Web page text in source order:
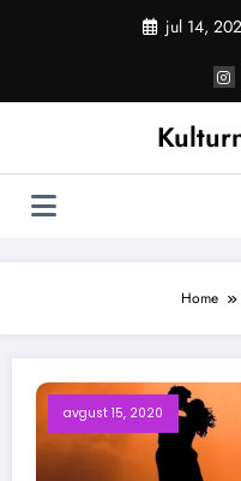
jul 14,
Home
avgust 15, 2020